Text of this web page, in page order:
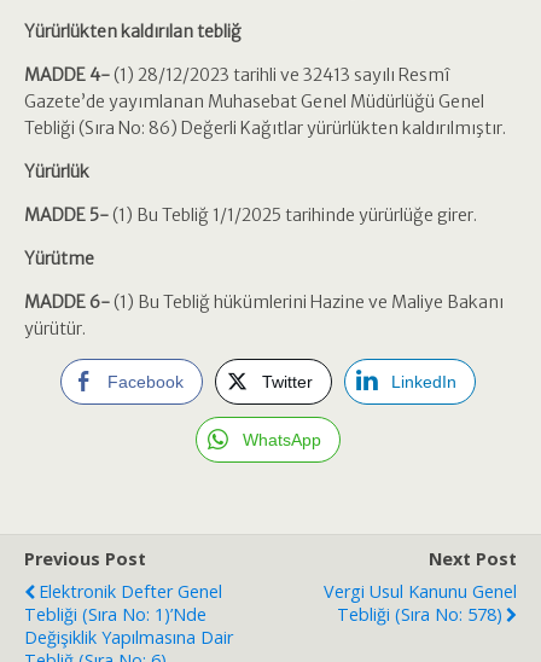
Yürürlükten kaldırılan tebliğ
MADDE 4-(1) 28/12/2023 tarihli ve 32413 sayılı Resmî
Gazete’de yayımlanan Muhasebat Genel Müdürlüğü Genel
Tebliği (Sıra No: 86) Değerli Kağıtlar yürürlükten kaldırılmıştır.
Yürürlük
MADDE 5-(1) Bu Tebliğ 1/1/2025 tarihinde yürürlüğe girer.
Yürütme
MADDE 6-(1) Bu Tebliğ hükümlerini Hazine ve Maliye Bakanı
yürütür.
Facebook Twitter LinkedIn
WhatsApp
Previous Post
Elektronik Defter Genel
Tebliği (Sıra No: 1)’nde
Değişiklik Yapılmasına Dair
Next Post
Vergi Usul Kanunu Genel
Tebliği (Sıra No: 578)